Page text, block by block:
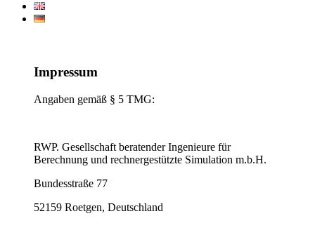
Impressum
Angaben gemäß § 5 TMG:
RWP. Gesellschaft beratender Ingenieure für
Berechnung und rechnergestützte Simulation m.b.H.
Bundesstraße 77
52159 Roetgen, Deutschland